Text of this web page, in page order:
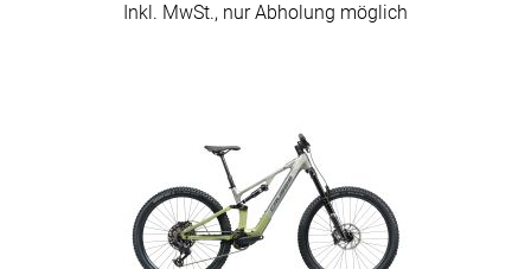
Inkl. MwSt., nur Abholung möglich